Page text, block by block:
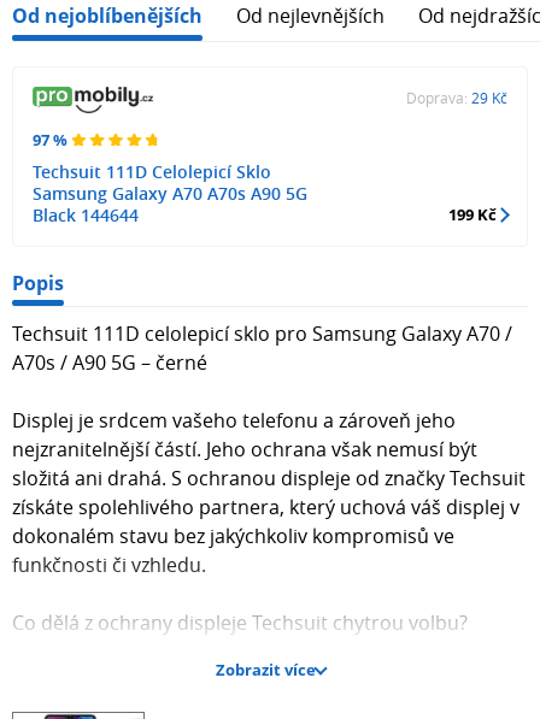
Od nejoblíbenějších Od nejlevnějších Od
97 %
Techsuit 111D Celolepicí Sklo
Samsung Galaxy A70 A70s A90 5G
Black 144644
Doprava: 29 Kč
199 Kč
Popis
Techsuit 111D celolepicí sklo pro Samsung Galaxy A70 /
A70s / A90 5G – černé
Displej je srdcem vašeho telefonu a zároveň jeho
nejzranitelnější částí. Jeho ochrana však nemusí být
složitá ani drahá. S ochranou displeje od značky Techsuit
získáte spolehlivého partnera, který uchová váš displej v
dokonalém stavu bez jakýchkoliv kompromisů ve
funkčnosti či vzhledu.
Co dělá z ochrany displeje Techsuit chytrou volbu?
Celoplošné lepení pro 100% citlivost: Na rozdíl od
levných alternativ, které drží jen po okrajích, se ochrana
Zobrazit více